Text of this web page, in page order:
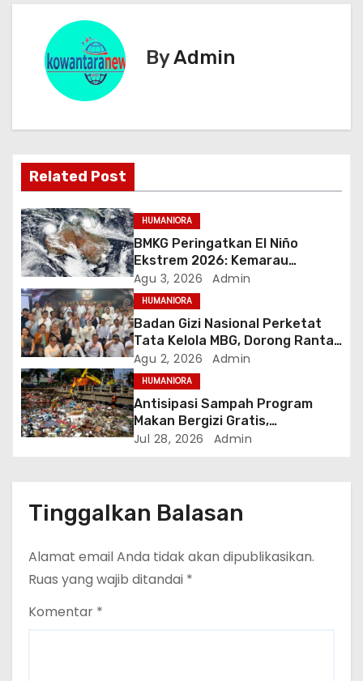
s
i
p
o
s
ByAdmin
Related Post
HUMANIORA
BMKG Peringatkan El Niño
Ekstrem 2026: Kemarau
Panjang Berpeluang 98 Persen
hingga Awal 2027
Agu 3, 2026 Admin
HUMANIORA
Badan Gizi Nasional Perketat
Tata Kelola MBG, Dorong Rantai
Pasok Pangan Berbasis Petani
Lokal
Agu 2, 2026 Admin
HUMANIORA
Antisipasi Sampah Program
Makan Bergizi Gratis,
Kementerian LH Gandeng ITS
Jul 28, 2026 Admin
Tinggalkan Balasan
Alamat email Anda tidak akan dipublikasikan.
Ruas yang wajib ditandai *
Komentar *